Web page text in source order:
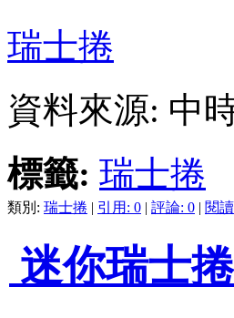
瑞士捲
資料來源: 中
標籤: 瑞士捲
類別: 瑞士捲 引用: 0 評論: 0 閱
迷你瑞士